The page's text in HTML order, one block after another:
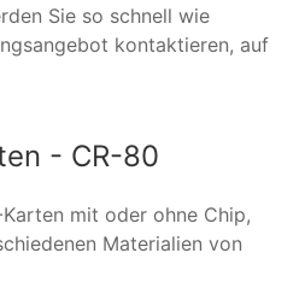
Sie so schnell wie
kontaktieren, auf
- CR-80